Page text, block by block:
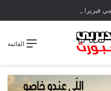
القائمة